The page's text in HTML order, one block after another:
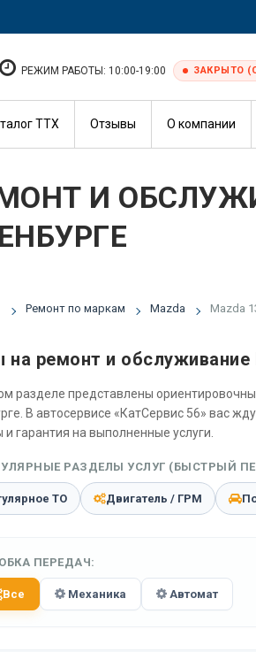
РЕЖИМ РАБОТЫ: 10:00-19:00 ЗАКРЫТО
ТТХ Отзывы О компании
И
Ремонт по маркам Mazda Mazda
на ремонт и
разделе представлены
В автосервисе «КатСервис 56» вас
гарантия на выполненные услуги.
РАЗДЕЛЫ УСЛУГ (БЫСТРЫЙ
ТО Двигатель / ГРМ
ПЕРЕДАЧ:
Все Механика Автомат